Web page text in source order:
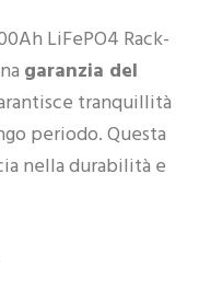
LiFePO4 Rack-
garanzia del
tranquillità
periodo. Questa
nella durabilità e